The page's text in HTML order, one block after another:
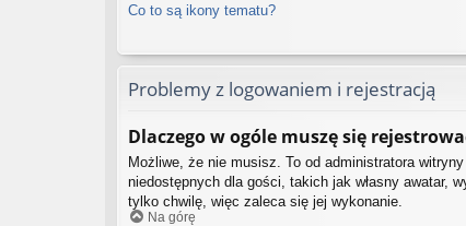
Co to są ikony tematu?
Problemy z logowaniem i rejestracją
Dlaczego w ogóle muszę się
Możliwe, że nie musisz. To od administratora
niedostępnych dla gości, takich jak własny awatar,
tylko chwilę, więc zaleca się jej wykonanie.
Na górę